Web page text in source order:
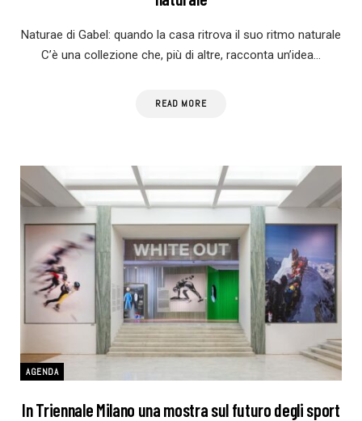
Naturae di Gabel: quando la casa ritrova il suo ritmo naturale
C’è una collezione che, più di altre, racconta un’idea…
READ MORE
AGENDA
In Triennale Milano una mostra sul futuro degli sport